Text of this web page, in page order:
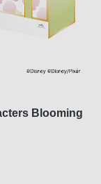
Blooming